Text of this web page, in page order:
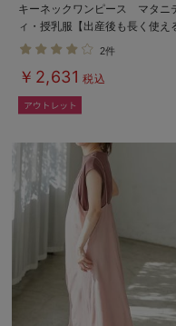
キーネックワンピース マタニ
ィ・授乳服【出産後も長く使え
2件
￥2,631 税込